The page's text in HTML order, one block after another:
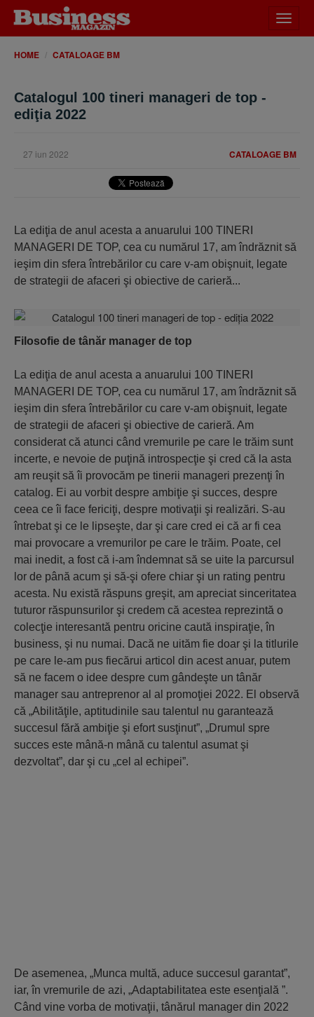
meniu
HOME CATALOAGE BM
Catalogul 100 tineri manageri de top -
ediţia 2022
CATALOAGE BM
27 iun 2022
La ediţia de anul acesta a anuarului 100 TINERI
MANAGERI DE TOP, cea cu numărul 17, am îndrăznit să
ieşim din sfera întrebărilor cu care v-am obişnuit, legate
de strategii de afaceri şi obiective de carieră...
Filosofie de tânăr manager de top
La ediţia de anul acesta a anuarului 100 TINERI
MANAGERI DE TOP, cea cu numărul 17, am îndrăznit să
ieşim din sfera întrebărilor cu care v-am obişnuit, legate
de strategii de afaceri şi obiective de carieră. Am
considerat că atunci când vremurile pe care le trăim sunt
incerte, e nevoie de puţină introspecţie şi cred că la asta
am reuşit să îi provocăm pe tinerii manageri prezenţi în
catalog. Ei au vorbit despre ambiţie şi succes, despre
ceea ce îi face fericiţi, despre motivaţii şi realizări. S-au
întrebat şi ce le lipseşte, dar şi care cred ei că ar fi cea
mai provocare a vremurilor pe care le trăim. Poate, cel
mai inedit, a fost că i-am îndemnat să se uite la parcursul
lor de până acum şi să-şi ofere chiar şi un rating pentru
acesta. Nu există răspuns greşit, am apreciat sinceritatea
tuturor răspunsurilor şi credem că acestea reprezintă o
colecţie interesantă pentru oricine caută inspiraţie, în
business, şi nu numai. Dacă ne uităm fie doar şi la titlurile
pe care le-am pus fiecărui articol din acest anuar, putem
să ne facem o idee despre cum gândeşte un tânăr
manager sau antreprenor al al promoţiei 2022. El observă
că „Abilităţile, aptitudinile sau talentul nu garantează
succesul fără ambiţie şi efort susţinut”, „Drumul spre
succes este mână-n mână cu talentul asumat şi
dezvoltat”, dar şi cu „cel al echipei”.
De asemenea, „Munca multă, aduce succesul garantat”,
iar, în vremurile de azi, „Adaptabilitatea este esenţială ”.
Când vine vorba de motivaţii, tânărul manager din 2022